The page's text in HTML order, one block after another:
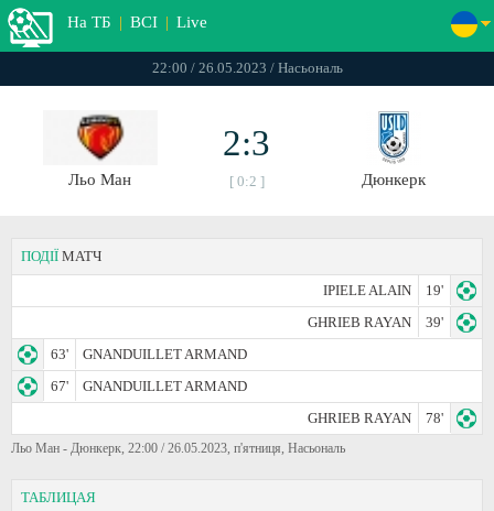
На ТБ | ВСІ | Live
22:00 / 26.05.2023 / Насьональ
Льо Ман
2:3
[ 0:2 ] Дюнкерк
ПОДІЇ МАТЧ
IPIELE ALAIN
19'
GHRIEB RAYAN
39'
63'
GNANDUILLET ARMAND
67'
GNANDUILLET ARMAND
GHRIEB RAYAN
78'
Льо Ман - Дюнкерк, 22:00 / 26.05.2023, п'ятниця, Насьональ
ТАБЛИЦАЯ